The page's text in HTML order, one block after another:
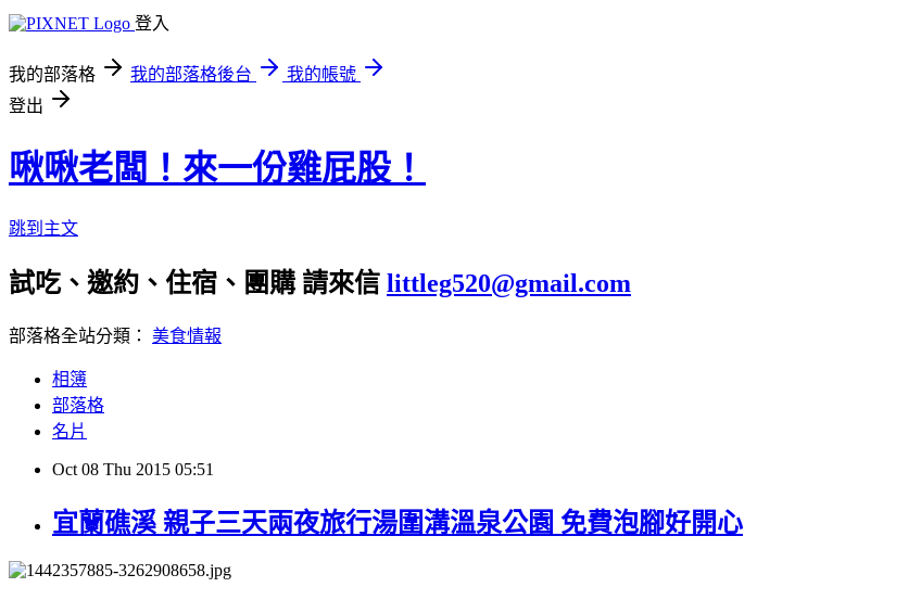
登入
我的部落格 我的部落格後台
我的帳號
登出
啾啾老闆！來一份雞屁股！
跳到主文
試吃、邀約、住宿、團購 請來信 littleg520@gmail.com
部落格全站分類： 美食情報
相簿
部落格
名片
Oct 08 Thu 2015 05:51
宜蘭礁溪 親子三天兩夜旅行湯圍溝溫泉公園 免費泡腳好開心